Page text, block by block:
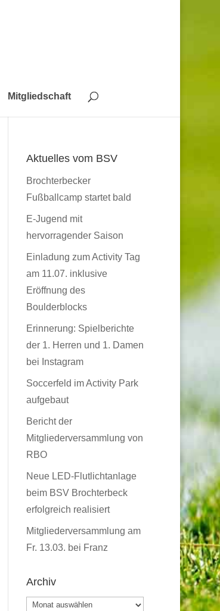
Mitgliedschaft
Aktuelles vom BSV
Brochterbecker
Fußballcamp startet bald
E-Jugend mit
hervorragender Saison
Einladung zum Activity Tag
am 11.07. inklusive
Eröffnung des
Boulderblocks
Erinnerung: Spielberichte
der 1. Herren und 1. Damen
bei Instagram
Soccerfeld im Activity Park
aufgebaut
Bericht der
Mitgliederversammlung von
RBO
Neue LED-Flutlichtanlage
beim BSV Brochterbeck
erfolgreich realisiert
Mitgliederversammlung am
Fr. 13.03. bei Franz
Archiv
Archiv